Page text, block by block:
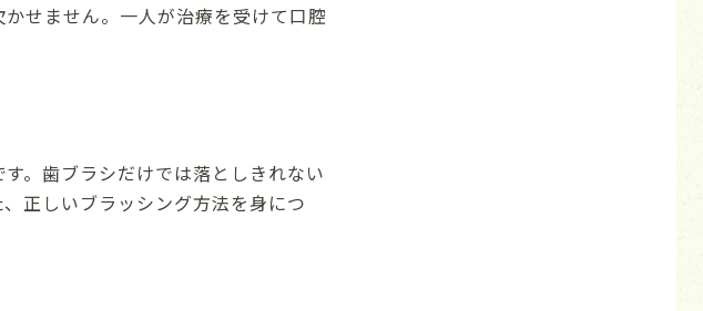
せません。一人が治療を受けて口腔
。歯ブラシだけでは落としきれない
正しいブラッシング方法を身につ